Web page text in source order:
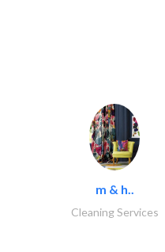
m & h..
Cleaning Services